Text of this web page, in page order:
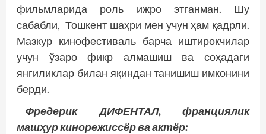
фильмларида роль ижро этганман. Шу
сабабли, Тошкент шаҳри мен учун ҳам қадрли.
Мазкур кинофестиваль барча иштирокчилар
учун ўзаро фикр алмашиш ва соҳадаги
янгиликлар билан яқиндан танишиш имконини
берди.
Фредерик ДИФЕНТАЛ, франциялик
машҳур кинорежиссёр ва актёр: